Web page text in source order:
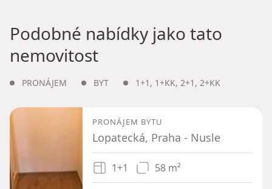
Podobné nabídky jako tato
nemovitost
PRONÁJEM BYT 1+1 , 1+KK, 2+1 , 2+KK
PRONÁJEM BYTU
Lopatecká, Praha - Nusle
1+1 58 m²